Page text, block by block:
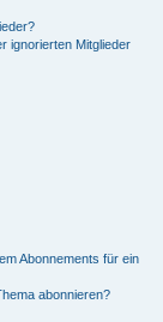
ignorierten Mitglieder
Abonnements für ein
abonnieren?